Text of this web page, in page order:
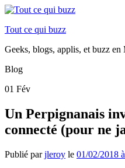
Tout ce qui buzz
Geeks, blogs, applis, et buzz en
Blog
01 Fév
Un Perpignanais
connecté (pour ne
Publié parjleroy le 01/02/2018